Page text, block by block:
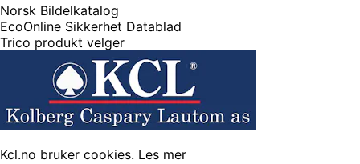
Norsk Bildelkatalog
EcoOnline Sikkerhet Datablad
Trico produkt velger
Kcl.no bruker cookies. Les mer